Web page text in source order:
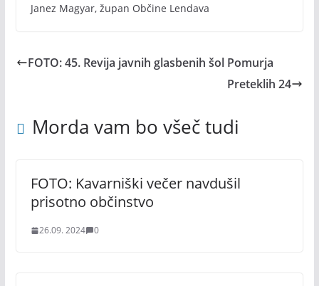
Janez Magyar, župan Občine Lendava
FOTO: 45. Revija javnih glasbenih šol Pomurja
Preteklih 24
Morda vam bo všeč tudi
FOTO: Kavarniški večer navdušil
prisotno občinstvo
26.09. 2024 0